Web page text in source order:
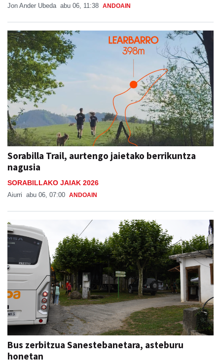
Jon Ander Ubeda abu 06, 11:38 ANDOAIN
Sorabilla Trail, aurtengo jaietako berrikuntza
nagusia
SORABILLAKO JAIAK 2026
Aiurri abu 06, 07:00 ANDOAIN
Bus zerbitzua Sanestebanetara, asteburu
honetan